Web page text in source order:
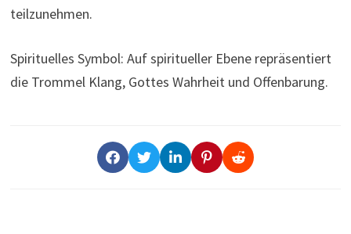
teilzunehmen.
Spirituelles Symbol: Auf spiritueller Ebene repräsentiert
die Trommel Klang, Gottes Wahrheit und Offenbarung.